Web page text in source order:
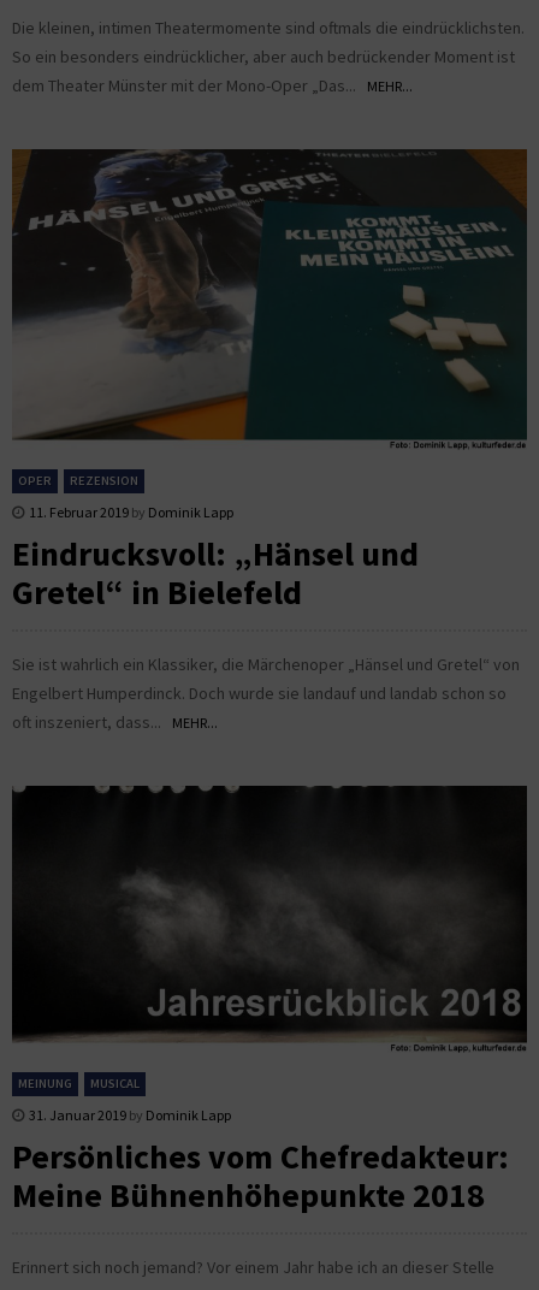
Die kleinen, intimen Theatermomente sind oftmals die eindrücklichsten.
So ein besonders eindrücklicher, aber auch bedrückender Moment ist
dem Theater Münster mit der Mono-Oper „Das...
MEHR...
OPER REZENSION
11. Februar 2019 by Dominik Lapp
Eindrucksvoll: „Hänsel und
Gretel“ in Bielefeld
Sie ist wahrlich ein Klassiker, die Märchenoper „Hänsel und Gretel“ von
Engelbert Humperdinck. Doch wurde sie landauf und landab schon so
oft inszeniert, dass...
MEHR...
MEINUNG MUSICAL
31. Januar 2019 by Dominik Lapp
Persönliches vom Chefredakteur:
Meine Bühnenhöhepunkte 2018
Erinnert sich noch jemand? Vor einem Jahr habe ich an dieser Stelle